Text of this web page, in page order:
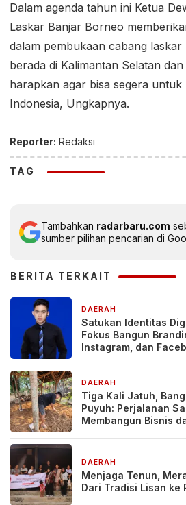
Dalam agenda tahun ini Ketua
Laskar Banjar Borneo
dalam pembukaan cabang
berada di Kalimantan Selatan
harapkan agar bisa segera
Indonesia, Ungkapnya.
Reporter: Redaksi
TAG
Tambahkan radarbaru.com
sumber pilihan pencarian di
BERITA TERKAIT
DAERAH
Satukan Identitas
Fokus Bangun
Instagram, dan
DAERAH
Tiga Kali Jatuh,
Puyuh: Perjalanan
Membangun Bisnis
DAERAH
Menjaga Tenun,
Dari Tradisi Lisan ke